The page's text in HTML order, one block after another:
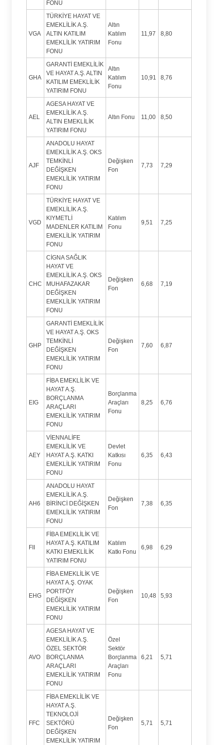
FONU
VGA
TÜRKİYE HAYAT VE
EMEKLİLİK A.Ş.
ALTIN KATILIM
EMEKLİLİK YATIRIM
FONU
Altın
Katılım
Fonu
11,97 8,80
GHA
GARANTİ EMEKLİLİK
VE HAYAT A.Ş. ALTIN
KATILIM EMEKLİLİK
YATIRIM FONU
Altın
Katılım
Fonu
10,91 8,76
AEL
AGESA HAYAT VE
EMEKLİLİK A.Ş.
ALTIN EMEKLİLİK
YATIRIM FONU
Altın Fonu 11,00 8,50
AJF
ANADOLU HAYAT
EMEKLİLİK A.Ş. OKS
TEMKİNLİ
DEĞİŞKEN
EMEKLİLİK YATIRIM
FONU
Değişken
Fon
7,73 7,29
VGD
TÜRKİYE HAYAT VE
EMEKLİLİK A.Ş.
KIYMETLİ
MADENLER KATILIM
EMEKLİLİK YATIRIM
FONU
Katılım
Fonu
9,51 7,25
CHC
CİGNA SAĞLIK
HAYAT VE
EMEKLİLİK A.Ş. OKS
MUHAFAZAKAR
DEĞİŞKEN
EMEKLİLİK YATIRIM
FONU
Değişken
Fon
6,68 7,19
GHP
GARANTİ EMEKLİLİK
VE HAYAT A.Ş. OKS
TEMKİNLİ
DEĞİŞKEN
EMEKLİLİK YATIRIM
FONU
Değişken
Fon
7,60 6,87
EIG
FİBA EMEKLİLİK VE
HAYAT A.Ş.
BORÇLANMA
ARAÇLARI
EMEKLİLİK YATIRIM
FONU
Borçlanma
Araçları
Fonu
8,25 6,76
AEY
VİENNALİFE
EMEKLİLİK VE
HAYAT A.Ş. KATKI
EMEKLİLİK YATIRIM
FONU
Devlet
Katkısı
Fonu
6,35 6,43
AH6
ANADOLU HAYAT
EMEKLİLİK A.Ş.
BİRİNCİ DEĞİŞKEN
EMEKLİLİK YATIRIM
FONU
Değişken
Fon
7,38 6,35
FII
FİBA EMEKLİLİK VE
HAYAT A.Ş. KATILIM
KATKI EMEKLİLİK
YATIRIM FONU
Katılım
Katkı Fonu
6,98 6,29
EHG
FİBA EMEKLİLİK VE
HAYAT A.Ş. OYAK
PORTFÖY
DEĞİŞKEN
EMEKLİLİK YATIRIM
FONU
Değişken
Fon
10,48 5,93
AVO
AGESA HAYAT VE
EMEKLİLİK A.Ş.
ÖZEL SEKTÖR
BORÇLANMA
ARAÇLARI
EMEKLİLİK YATIRIM
FONU
Özel
Sektör
Borçlanma
Araçları
Fonu
6,21 5,71
FFC
FİBA EMEKLİLİK VE
HAYAT A.Ş.
TEKNOLOJİ
SEKTÖRÜ
DEĞİŞKEN
EMEKLİLİK YATIRIM
Değişken
Fon
5,71 5,71